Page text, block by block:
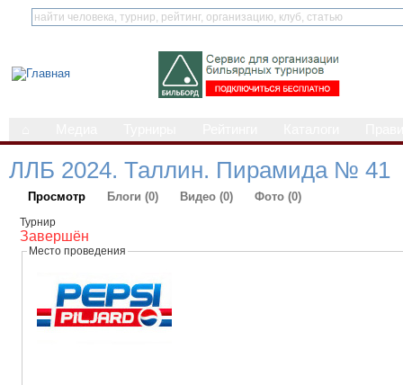
ЛЛБ 2024. Таллин. Пирамида № 41
Просмотр Блоги (0) Видео (0) Фото (0)
Турнир
Завершён
Место проведения